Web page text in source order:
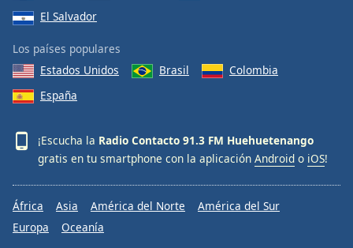
El Salvador
Los países populares
Estados Unidos
Brasil
Colombia
España
¡Escucha la Radio Contacto 91.3 FM Huehuetenango
gratis en tu smartphone con la aplicación Android o iOS!
África Asia América del Norte
América del Sur
Europa
Oceanía